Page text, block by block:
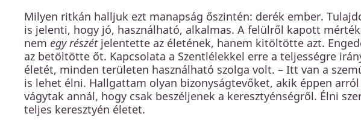
Milyen ritkán halljuk ezt manapság őszintén: derék ember.
is jelenti, hogy jó, használható, alkalmas. A felülről kapott
nem egy részétjelentette az életének, hanem kitöltötte azt.
az betöltötte őt. Kapcsolata a Szentlélekkel erre a teljességre
életét, minden területen használható szolga volt. – Itt van a
is lehet élni. Hallgattam olyan bizonyságtevőket, akik éppen
vágytak annál, hogy csak beszéljenek a keresztyénségről. Élni
teljes keresztyén életet.